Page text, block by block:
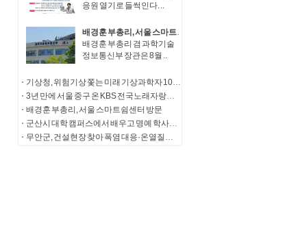
응원 열기로 들썩인다. ..
배경훈 부총리, 서울 스마트쉼센터 방문
배경훈 부총리 겸 과학기술
정보통신부 장관은 8월 ..
기상청, 위험기상 쫓는 미래 기상과학자 100인 수도권 하늘 아래 모인다!
3년 만에 서울 중구 온 KBS 전국노래자랑…11일 장충체육관서 공개녹화 열려
배경훈 부총리, 서울 스마트쉼센터 방문
군산시 대학 캠퍼스에서 배우고 명예 학사학위까지
무안군, 건설현장 찾아 폭염 대응·온열질환 예방 총력